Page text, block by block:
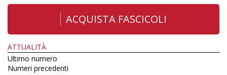
ACQUISTA FASCICOLI
ATTUALITÀ
Ultimo numero
Numeri precedenti